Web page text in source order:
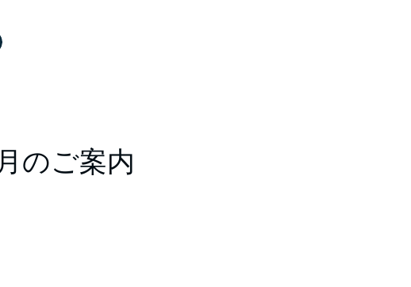
のご案内